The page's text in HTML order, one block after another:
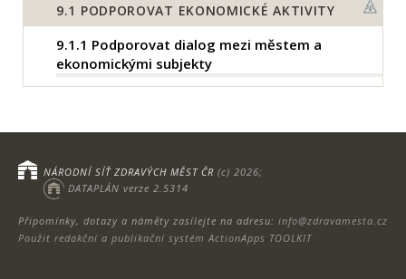
9.1 PODPOROVAT EKONOMICKÉ AKTIVITY
9.1.1 Podporovat dialog mezi městem a
ekonomickými subjekty
Připomínky, dotazy a náměty zasílejte na adresu: info@zdravamesta.cz
Použit redakční a publikační systém ActionApps TOOLKIT
NÁRODNÍ SÍŤ ZDRAVÝCH MĚST ČR (c) 2026;
DATAPLÁN verze 2.5314